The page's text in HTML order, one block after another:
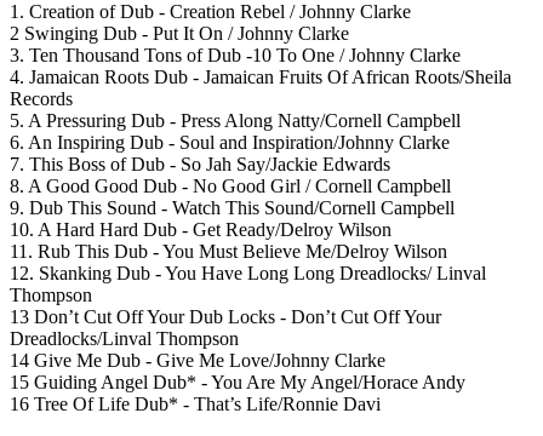
1. Creation of Dub - Creation Rebel / Johnny Clarke
2 Swinging Dub - Put It On / Johnny Clarke
3. Ten Thousand Tons of Dub -10 To One / Johnny Clarke
4. Jamaican Roots Dub - Jamaican Fruits Of African Roots/Sheila
Records
5. A Pressuring Dub - Press Along Natty/Cornell Campbell
6. An Inspiring Dub - Soul and Inspiration/Johnny Clarke
7. This Boss of Dub - So Jah Say/Jackie Edwards
8. A Good Good Dub - No Good Girl / Cornell Campbell
9. Dub This Sound - Watch This Sound/Cornell Campbell
10. A Hard Hard Dub - Get Ready/Delroy Wilson
11. Rub This Dub - You Must Believe Me/Delroy Wilson
12. Skanking Dub - You Have Long Long Dreadlocks/ Linval
Thompson
13 Don’t Cut Off Your Dub Locks - Don’t Cut Off Your
Dreadlocks/Linval Thompson
14 Give Me Dub - Give Me Love/Johnny Clarke
15 Guiding Angel Dub* - You Are My Angel/Horace Andy
16 Tree Of Life Dub* - That’s Life/Ronnie Davi